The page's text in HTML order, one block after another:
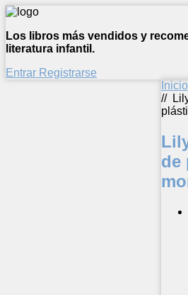
Los libros más vendidos y
literatura infantil.
Entrar Registrarse
Inicio
//
de